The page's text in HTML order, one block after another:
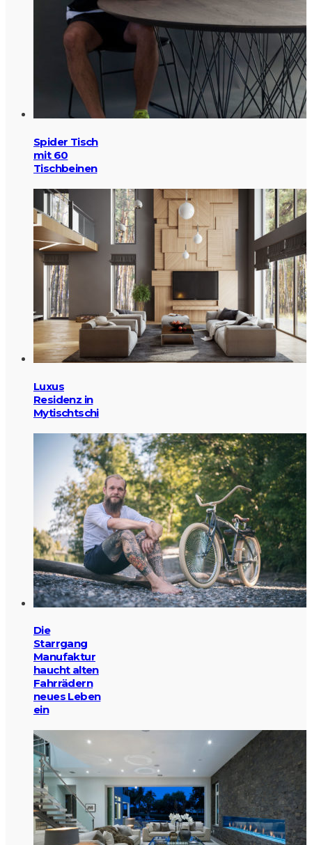
Spider Tisch
mit 60
Tischbeinen
Luxus
Residenz in
Mytischtschi
Die
Starrgang
Manufaktur
haucht alten
Fahrrädern
neues Leben
ein